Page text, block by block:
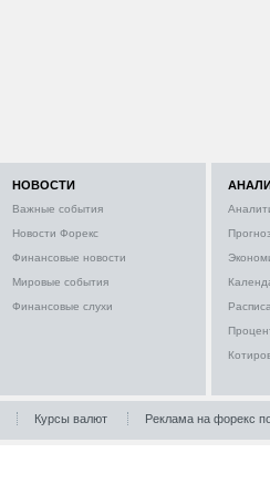
НОВОСТИ
Важные события
Новости Форекс
Финансовые новости
Мировые события
Финансовые слухи
Курсы валют Реклама на форекс